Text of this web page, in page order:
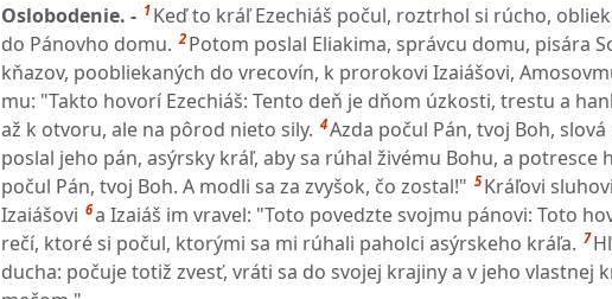
Oslobodenie. - 1 Keď to kráľ Ezechiáš počul, roztrhol si rúcho,
do Pánovho domu. 2 Potom poslal Eliakima, správcu domu, pisára
kňazov, poobliekaných do vrecovín, k prorokovi Izaiášovi,
mu: "Takto hovorí Ezechiáš: Tento deň je dňom úzkosti, trestu a
až k otvoru, ale na pôrod nieto sily. 4Azda počul Pán, tvoj Boh,
poslal jeho pán, asýrsky kráľ, aby sa rúhal živému Bohu, a potresce
počul Pán, tvoj Boh. A modli sa za zvyšok, čo zostal!" 5 Kráľovi
Izaiášovi 6a Izaiáš im vravel: "Toto povedzte svojmu pánovi: Toto
rečí, ktoré si počul, ktorými sa mi rúhali paholci asýrskeho kráľa. 7
ducha: počuje totiž zvesť, vráti sa do svojej krajiny a v jeho vlastnej